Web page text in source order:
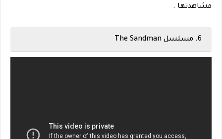
مشاهدتها .
6. مسلسل The Sandman